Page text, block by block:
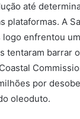
até
plataformas. A
logo enfrentou
tentaram barrar
por
oleoduto.